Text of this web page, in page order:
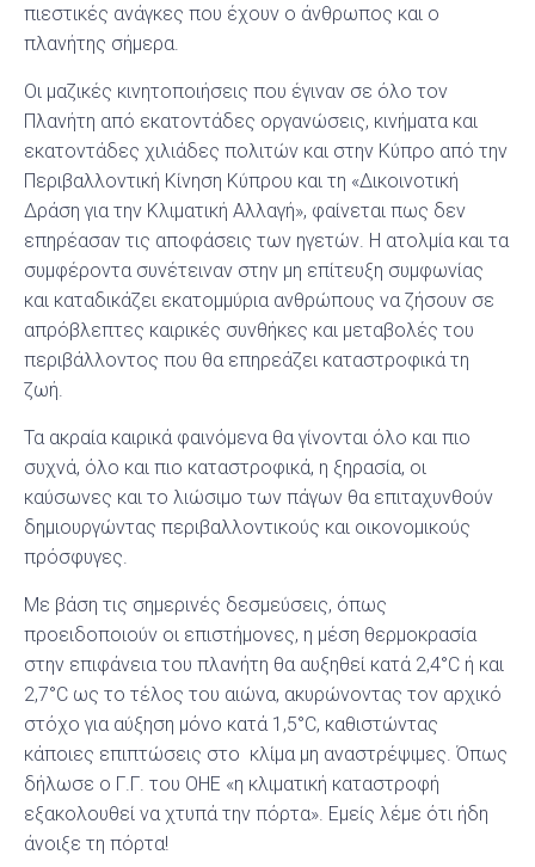
πιεστικές ανάγκες που έχουν ο άνθρωπος και ο
πλανήτης σήμερα.
Οι μαζικές κινητοποιήσεις που έγιναν σε όλο τον
Πλανήτη από εκατοντάδες οργανώσεις, κινήματα και
εκατοντάδες χιλιάδες πολιτών και στην Κύπρο από την
Περιβαλλοντική Κίνηση Κύπρου και τη «Δικοινοτική
Δράση για την Κλιματική Αλλαγή», φαίνεται πως δεν
επηρέασαν τις αποφάσεις των ηγετών. Η ατολμία και τα
συμφέροντα συνέτειναν στην μη επίτευξη συμφωνίας
και καταδικάζει εκατομμύρια ανθρώπους να ζήσουν σε
απρόβλεπτες καιρικές συνθήκες και μεταβολές του
περιβάλλοντος που θα επηρεάζει καταστροφικά τη
ζωή.
Τα ακραία καιρικά φαινόμενα θα γίνονται όλο και πιο
συχνά, όλο και πιο καταστροφικά, η ξηρασία, οι
καύσωνες και το λιώσιμο των πάγων θα επιταχυνθούν
δημιουργώντας περιβαλλοντικούς και οικονομικούς
πρόσφυγες.
Με βάση τις σημερινές δεσμεύσεις, όπως
προειδοποιούν οι επιστήμονες, η μέση θερμοκρασία
στην επιφάνεια του πλανήτη θα αυξηθεί κατά 2,4°C ή και
2,7°C ως το τέλος του αιώνα, ακυρώνοντας τον αρχικό
στόχο για αύξηση μόνο κατά 1,5°C, καθιστώντας
κάποιες επιπτώσεις στο κλίμα μη αναστρέψιμες. Όπως
δήλωσε ο Γ.Γ. του ΟΗΕ «η κλιματική καταστροφή
εξακολουθεί να χτυπά την πόρτα». Εμείς λέμε ότι ήδη
άνοιξε τη πόρτα!